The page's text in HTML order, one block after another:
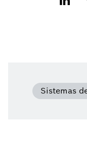
Sistemas